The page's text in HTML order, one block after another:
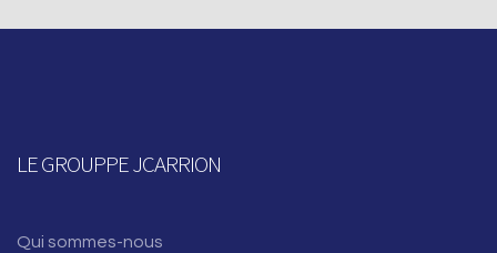
LE GROUPPE JCARRION
Qui sommes-nous